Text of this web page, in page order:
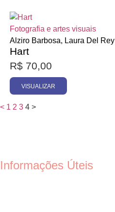
Fotografia e artes visuais
Alziro Barbosa, Laura Del Rey
Hart
R$ 70,00
VISUALIZAR
< 1 2 3 4 >
Informações Úteis